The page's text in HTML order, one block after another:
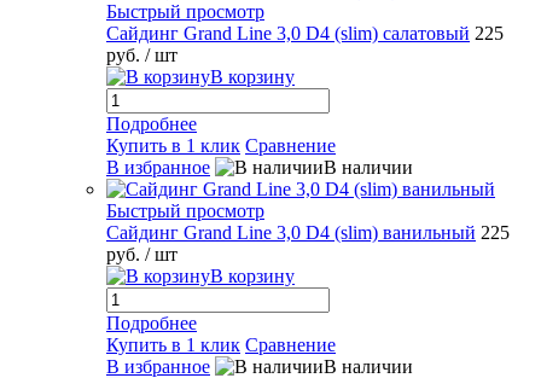
Быстрый просмотр
Сайдинг Grand Line 3,0 D4 (slim) салатовый 225
руб. / шт
В корзину
Подробнее
Купить в 1 клик Сравнение
В избранное
В наличии
Быстрый просмотр
Сайдинг Grand Line 3,0 D4 (slim) ванильный 225
руб. / шт
В корзину
Подробнее
Купить в 1 клик Сравнение
В избранное
В наличии